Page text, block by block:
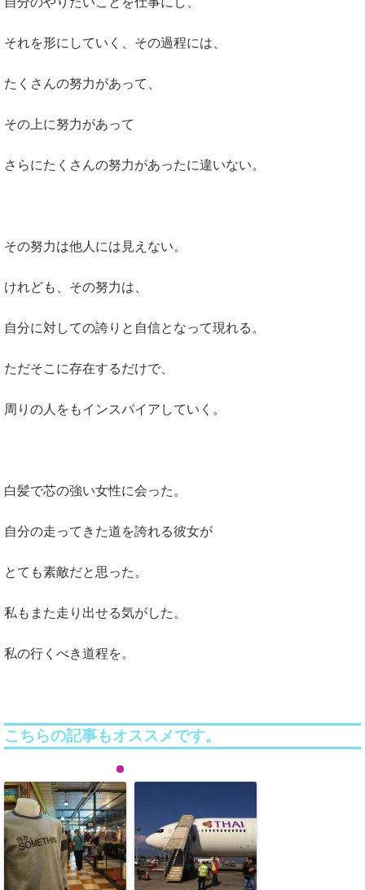
それを形にしていく、その過程には、
たくさんの努力があって、
その上に努力があって
さらにたくさんの努力があったに違いない。
その努力は他人には見えない。
けれども、その努力は、
自分に対しての誇りと自信となって現れる。
ただそこに存在するだけで、
周りの人をもインスパイアしていく。
白髪で芯の強い女性に会った。
自分の走ってきた道を誇れる彼女が
とても素敵だと思った。
私もまた走り出せる気がした。
私の行くべき道程を。
こちらの記事もオススメです。